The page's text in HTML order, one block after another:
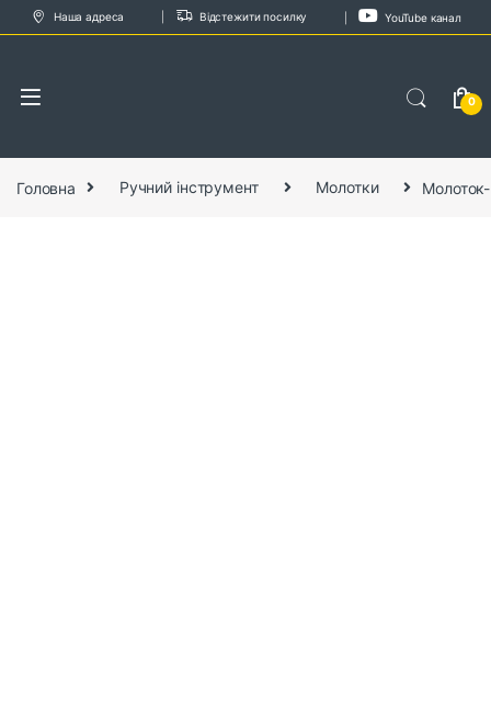
Skip to navigation
Skip to content
Наша адреса Відстежити посилку YouTube канал
0
Головна Ручний інструмент Молотки